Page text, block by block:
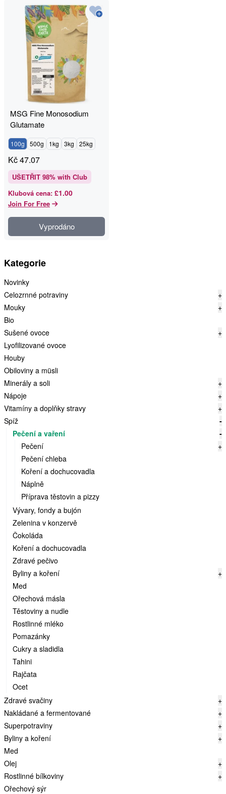
Kategorie
Novinky
Celozrnné potraviny
+
Mouky
+
Bio
Sušené ovoce
+
Lyofilizované ovoce
Houby
Obiloviny a müsli
Minerály a soli
+
Nápoje
+
Vitamíny a doplňky stravy
+
Spíž
-
Pečení a vaření
-
Pečení
+
Pečení chleba
Koření a dochucovadla
Náplně
Příprava těstovin a pizzy
Vývary, fondy a bujón
Zelenina v konzervě
Čokoláda
Koření a dochucovadla
Zdravé pečivo
Byliny a koření
+
Med
Ořechová másla
Těstoviny a nudle
Rostlinné mléko
Pomazánky
Cukry a sladidla
Tahini
Rajčata
Ocet
Zdravé svačiny
+
Nakládané a fermentované
+
Superpotraviny
+
Byliny a koření
+
Med
Olej
+
Rostlinné bílkoviny
+
Ořechový sýr
MSG Fine Monosodium
Glutamate
100g 500g 1kg 3kg 25kg
Kč47.07
UŠETŘIT 98% with Club
Klubová cena: £1.00
Join For Free
Vyprodáno